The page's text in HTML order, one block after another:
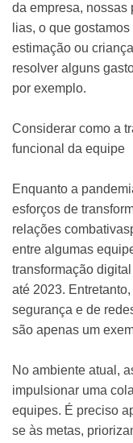
da empresa,
lias, o que
estimação ou
resolver alguns
por exemplo.
Considerar como a
funcional da equipe
Enquanto a
esforços de
relações
entre algumas
transformação
até 2023.
segurança e de
são apenas um
No ambiente atual,
impulsionar uma
equipes. É preciso
se às metas,